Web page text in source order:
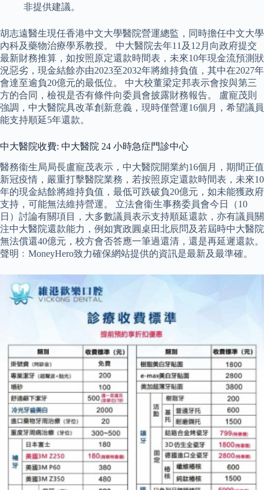
非提供建議。
胡志遠醫生現任香港中文大學醫院營運總監，同時擔任中文大學
內科及藥物治療學系教授。 中大醫院去年11及12月向政府提交
最新財務推算，如按照原定還款時間表，未來10年現金流預測狀
況惡劣，現金結餘亦由2023至2032年將維持負值，其中在2027年
會達至逾負20億元的最低位。 中大校董梁定邦表示會按與第三
方的合同，檢視是否有條件向委員會披露財務報告。 盧寵茂則
強調，中大醫院具改革創新意義，現時僅營運16個月，希望議員
能支持順延5年還款。
中大醫院收費: 中大醫院 24 小時急症門診中心
醫務衞生局局長盧寵茂表示，中大醫院開業約16個月，期間正值
新冠疫情，嚴重打擊醫院業務，若按照原定還款時間表，未來10
年的現金結餘將維持負值，最低可跌破負20億元，如未能獲政府
支持，可能無法維持營運。 立法會衞生事務委員會今日（10
日）討論有關項目，大多數議員表示支持順延還款，亦有議員關
注中大醫院還款能力，例如實政圓桌田北辰問及若屆時中大醫院
無法償還40億元，校方會否答應一筆過還清，還是再延遲還款。
聲明﹕MoneyHero致力確保網站提供的資訊是最新及最準確。